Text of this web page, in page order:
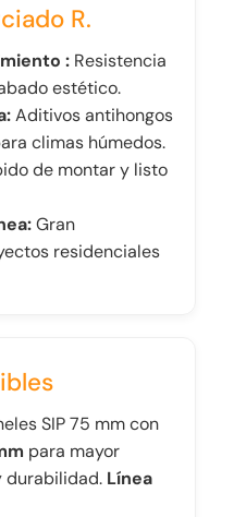
R.
: Resistencia
estético.
Aditivos antihongos
climas húmedos.
de montar y listo
Gran
residenciales
SIP 75 mm con
para mayor
durabilidad. Línea